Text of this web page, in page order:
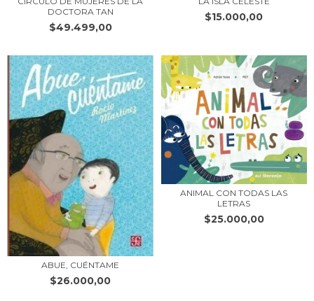
DOCTORA TAN
$49.499,00
$15.000,00
ABUE, CUÉNTAME
$26.000,00
ANIMAL CON TODAS LAS
LETRAS
$25.000,00